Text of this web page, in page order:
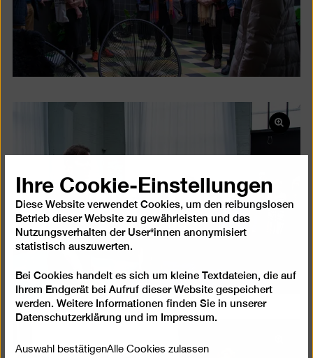
Bild
einer
Ihre Cookie-Einstellungen
Diese Website verwendet Cookies, um den reibungslosen
Betrieb dieser Website zu gewährleisten und das
Nutzungsverhalten der User*innen anonymisiert
statistisch auszuwerten.
Bei Cookies handelt es sich um kleine Textdateien, die auf
Ihrem Endgerät bei Aufruf dieser Website gespeichert
werden. Weitere Informationen finden Sie in unserer
Datenschutzerklärung und im Impressum.
Auswahl bestätigenAlle Cookies zulassen